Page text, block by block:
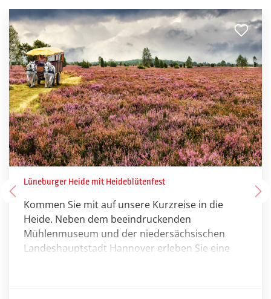
Lüneburger Heide mit Heideblütenfest
Kommen Sie mit auf unsere Kurzreise in die
Heide. Neben dem beeindruckenden
Mühlenmuseum und der niedersächsischen
Landeshauptstadt Hannover erleben Sie eine